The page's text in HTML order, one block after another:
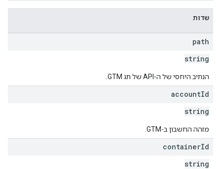
שדות
path
string
הנתיב היחסי של ה-API של תג GTM.
accountId
string
מזהה החשבון ב-GTM.
containerId
string